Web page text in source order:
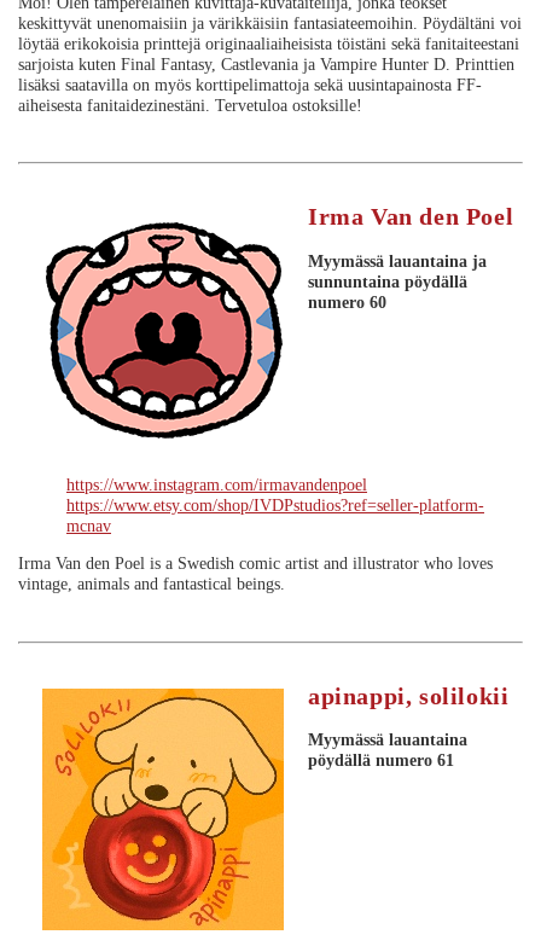
keskittyvät unenomaisiin ja värikkäisiin fantasiateemoihin. Pöydältäni voi
löytää erikokoisia printtejä originaaliaiheisista töistäni sekä fanitaiteestani
sarjoista kuten Final Fantasy, Castlevania ja Vampire Hunter D. Printtien
lisäksi saatavilla on myös korttipelimattoja sekä uusintapainosta FF-
aiheisesta fanitaidezinestäni. Tervetuloa ostoksille!
Irma Van den Poel
Myymässä lauantaina ja
sunnuntaina pöydällä
numero 60
https://www.instagram.com/irmavandenpoel
https://www.etsy.com/shop/IVDPstudios?ref=seller-platform-
mcnav
Irma Van den Poel is a Swedish comic artist and illustrator who loves
vintage, animals and fantastical beings.
apinappi, solilokii
Myymässä lauantaina
pöydällä numero 61